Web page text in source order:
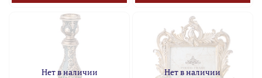
Нет в наличии Нет в наличии